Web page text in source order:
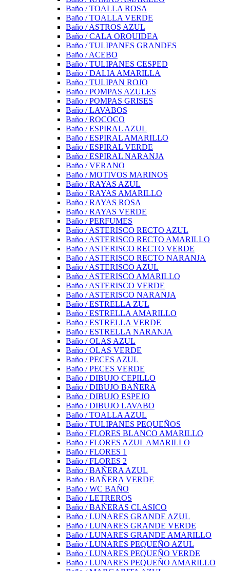
Baño / TOALLA ROSA
Baño / TOALLA VERDE
Baño / ASTROS AZUL
Baño / CALA ORQUIDEA
Baño / TULIPANES GRANDES
Baño / ACEBO
Baño / TULIPANES CESPED
Baño / DALIA AMARILLA
Baño / TULIPAN ROJO
Baño / POMPAS AZULES
Baño / POMPAS GRISES
Baño / LAVABOS
Baño / ROCOCO
Baño / ESPIRAL AZUL
Baño / ESPIRAL AMARILLO
Baño / ESPIRAL VERDE
Baño / ESPIRAL NARANJA
Baño / VERANO
Baño / MOTIVOS MARINOS
Baño / RAYAS AZUL
Baño / RAYAS AMARILLO
Baño / RAYAS ROSA
Baño / RAYAS VERDE
Baño / PERFUMES
Baño / ASTERISCO RECTO AZUL
Baño / ASTERISCO RECTO AMARILLO
Baño / ASTERISCO RECTO VERDE
Baño / ASTERISCO RECTO NARANJA
Baño / ASTERISCO AZUL
Baño / ASTERISCO AMARILLO
Baño / ASTERISCO VERDE
Baño / ASTERISCO NARANJA
Baño / ESTRELLA ZUL
Baño / ESTRELLA AMARILLO
Baño / ESTRELLA VERDE
Baño / ESTRELLA NARANJA
Baño / OLAS AZUL
Baño / OLAS VERDE
Baño / PECES AZUL
Baño / PECES VERDE
Baño / DIBUJO CEPILLO
Baño / DIBUJO BAÑERA
Baño / DIBUJO ESPEJO
Baño / DIBUJO LAVABO
Baño / TOALLA AZUL
Baño / TULIPANES PEQUEÑOS
Baño / FLORES BLANCO AMARILLO
Baño / FLORES AZUL AMARILLO
Baño / FLORES 1
Baño / FLORES 2
Baño / BAÑERA AZUL
Baño / BAÑERA VERDE
Baño / WC BAÑO
Baño / LETREROS
Baño / BAÑERAS CLASICO
Baño / LUNARES GRANDE AZUL
Baño / LUNARES GRANDE VERDE
Baño / LUNARES GRANDE AMARILLO
Baño / LUNARES PEQUEÑO AZUL
Baño / LUNARES PEQUEÑO VERDE
Baño / LUNARES PEQUEÑO AMARILLO